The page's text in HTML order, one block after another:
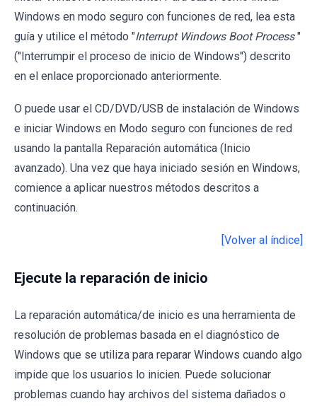
Windows en modo seguro con funciones de red, lea esta
guía y utilice el método "Interrupt Windows Boot Process "
("Interrumpir el proceso de inicio de Windows") descrito
en el enlace proporcionado anteriormente.
O puede usar el CD/DVD/USB de instalación de Windows
e iniciar Windows en Modo seguro con funciones de red
usando la pantalla Reparación automática (Inicio
avanzado). Una vez que haya iniciado sesión en Windows,
comience a aplicar nuestros métodos descritos a
continuación.
[Volver al índice]
Ejecute la reparación de inicio
La reparación automática/de inicio es una herramienta de
resolución de problemas basada en el diagnóstico de
Windows que se utiliza para reparar Windows cuando algo
impide que los usuarios lo inicien. Puede solucionar
problemas cuando hay archivos del sistema dañados o